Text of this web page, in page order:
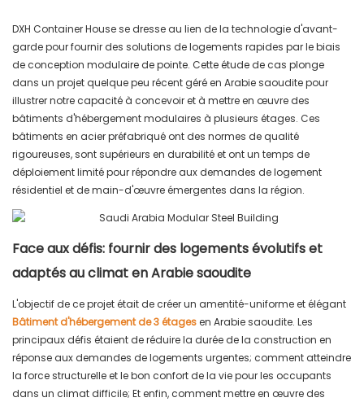
DXH Container House se dresse au lien de la technologie d'avant-
garde pour fournir des solutions de logements rapides par le biais
de conception modulaire de pointe. Cette étude de cas plonge
dans un projet quelque peu récent géré en Arabie saoudite pour
illustrer notre capacité à concevoir et à mettre en œuvre des
bâtiments d'hébergement modulaires à plusieurs étages. Ces
bâtiments en acier préfabriqué ont des normes de qualité
rigoureuses, sont supérieurs en durabilité et ont un temps de
déploiement limité pour répondre aux demandes de logement
résidentiel et de main-d'œuvre émergentes dans la région.
Face aux défis: fournir des logements évolutifs et
adaptés au climat en Arabie saoudite
L'objectif de ce projet était de créer un amentité-uniforme et élégant
Bâtiment d'hébergement de 3 étagesen Arabie saoudite. Les
principaux défis étaient de réduire la durée de la construction en
réponse aux demandes de logements urgentes; comment atteindre
la force structurelle et le bon confort de la vie pour les occupants
dans un climat difficile; Et enfin, comment mettre en œuvre des